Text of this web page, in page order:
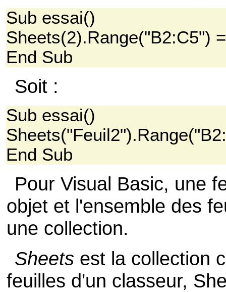
Sub essai()
Sheets(2).Range("B2:C5")
End Sub
Soit :
Sub essai()
End Sub
Pour Visual Basic, une
objet et l'ensemble des
une collection.
Sheets est la collection
feuilles d'un classeur,